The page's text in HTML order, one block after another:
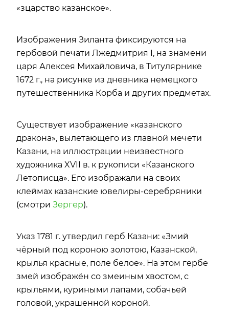
«зцарство казанское».
Изображения Зиланта фиксируются на
гербовой печати Лжедмитрия I, на знамени
царя Алексея Михайловича, в Титулярнике
1672 г., на рисунке из дневника немецкого
путешественника Корба и других предметах.
Существует изображение «казанского
дракона», вылетающего из главной мечети
Казани, на иллюстрации неизвестного
художника XVII в. к рукописи «Казанского
Летописца». Его изображали на своих
клеймах казанские ювелиры-серебряники
(смотри Зергер).
Указ 1781 г. утвердил герб Казани: «Змий
чёрный под короною золотою, Казанской,
крылья красные, поле белое». На этом гербе
змей изображён со змеиным хвостом, с
крыльями, куриными лапами, собачьей
головой, украшенной короной.